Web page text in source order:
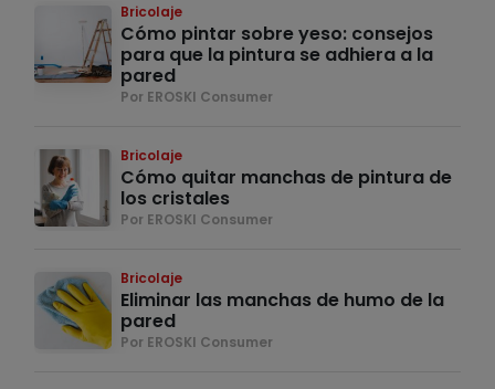
Bricolaje
Cómo pintar sobre yeso: consejos
para que la pintura se adhiera a la
pared
Por EROSKI Consumer
Bricolaje
Cómo quitar manchas de pintura de
los cristales
Por EROSKI Consumer
Bricolaje
Eliminar las manchas de humo de la
pared
Por EROSKI Consumer